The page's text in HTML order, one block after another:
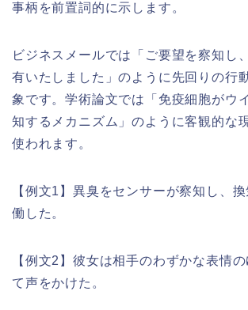
事柄を前置詞的に示します。
ビジネスメールでは「ご要望を察知し
有いたしました」のように先回りの行
象です。学術論文では「免疫細胞がウ
知するメカニズム」のように客観的な
使われます。
【例文1】異臭をセンサーが察知し、
働した。
【例文2】彼女は相手のわずかな表情
て声をかけた。